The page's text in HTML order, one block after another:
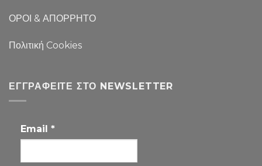
ΟΡΟΙ & ΑΠΟΡΡΗΤΟ
Πολιτική Cookies
ΕΓΓΡΑΦΕΊΤΕ ΣΤΟ NEWSLETTER
Email *